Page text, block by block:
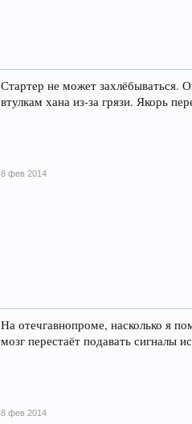
Стартер не может захлёбываться.
втулкам хана из-за грязи. Якорь
8 фев 2014
На отечгавнопроме, насколько я
мозг перестаёт подавать сигналы
8 фев 2014